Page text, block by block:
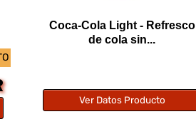
Coca-Cola Light - Refresco
de cola sin...
Ver Datos Producto